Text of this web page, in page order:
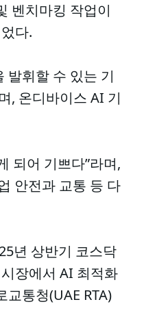
벤치마킹 작업이
다.
발휘할 수 있는 기
, 온디바이스 AI 기
되어 기쁘다”라며,
안전과 교통 등 다
년 상반기 코스닥
장에서 AI 최적화
통청(UAE RTA)